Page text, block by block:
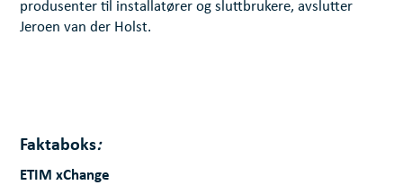
produsenter til installatører og sluttbrukere, avslutter
Jeroen van der Holst.
Faktaboks:
ETIM xChange